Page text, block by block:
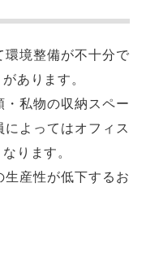
境整備が不十分で
あります。
私物の収納スペー
よってはオフィス
ります。
産性が低下するお